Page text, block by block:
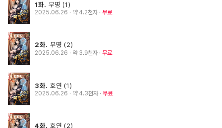
1화. 무명 (1)
2025.06.26 · 약 4.2천자 무료
2화. 무명 (2)
2025.06.26 · 약 3.9천자 무료
3화. 호연 (1)
2025.06.26 · 약 4.3천자 무료
4화. 호연 (2)